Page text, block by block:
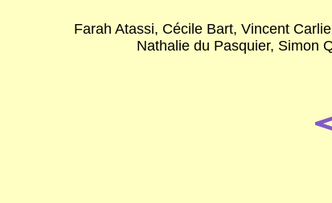
Farah Atassi, Cécile Bart, Vincent
Nathalie du Pasquier, Simon